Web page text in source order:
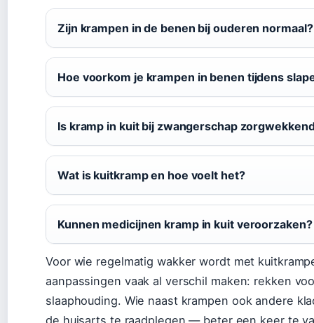
Zijn krampen in de benen bij ouderen normaal?
Hoe voorkom je krampen in benen tijdens
Is kramp in kuit bij zwangerschap
Wat is kuitkramp en hoe voelt het?
Kunnen medicijnen kramp in kuit veroorzaken?
Voor wie regelmatig wakker wordt met
aanpassingen vaak al verschil maken: rekken
slaaphouding. Wie naast krampen ook andere
de huisarts te raadplegen — beter een keer te